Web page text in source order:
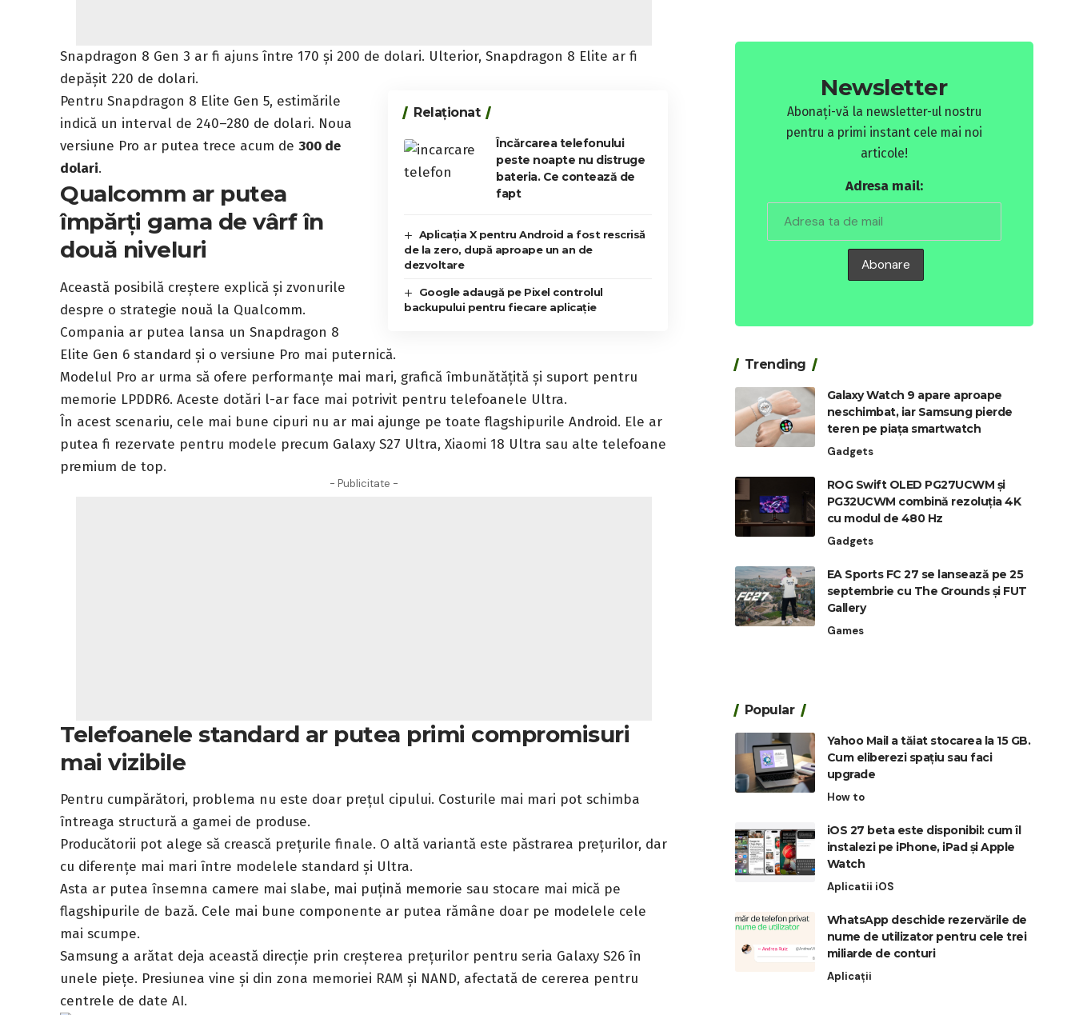
Snapdragon 8 Gen 3 ar fi ajuns între 170 și 200 de dolari. Ulterior, Snapdragon 8 Elite ar fi
depășit 220 de dolari.
Relaționat
Încărcarea telefonului
peste noapte nu distruge
bateria. Ce contează de
fapt
Aplicația X pentru Android a fost rescrisă
de la zero, după aproape un an de
dezvoltare
Google adaugă pe Pixel controlul
backupului pentru fiecare aplicație
Pentru Snapdragon 8 Elite Gen 5, estimările
indică un interval de 240–280 de dolari. Noua
versiune Pro ar putea trece acum de300 de
dolari.
Qualcomm ar putea
împărți gama de vârf în
două niveluri
Această posibilă creștere explică și zvonurile
despre o strategie nouă la Qualcomm.
Compania ar putea lansa un Snapdragon 8
Elite Gen 6 standard și o versiune Pro mai puternică.
Modelul Pro ar urma să ofere performanțe mai mari, grafică îmbunătățită și suport pentru
memorie LPDDR6. Aceste dotări l-ar face mai potrivit pentru telefoanele Ultra.
În acest scenariu, cele mai bune cipuri nu ar mai ajunge pe toate flagshipurile Android. Ele ar
putea fi rezervate pentru modele precum Galaxy S27 Ultra, Xiaomi 18 Ultra sau alte telefoane
premium de top.
- Publicitate -
Telefoanele standard ar putea primi compromisuri
mai vizibile
Pentru cumpărători, problema nu este doar prețul cipului. Costurile mai mari pot schimba
întreaga structură a gamei de produse.
Producătorii pot alege să crească prețurile finale. O altă variantă este păstrarea prețurilor, dar
cu diferențe mai mari între modelele standard și Ultra.
Asta ar putea însemna camere mai slabe, mai puțină memorie sau stocare mai mică pe
flagshipurile de bază. Cele mai bune componente ar putea rămâne doar pe modelele cele
mai scumpe.
Samsung a arătat deja această direcție prin creșterea prețurilor pentru seria Galaxy S26 în
unele piețe. Presiunea vine și din zona memoriei RAM și NAND, afectată de cererea pentru
centrele de date AI.
Newsletter
Abonați-vă la newsletter-ul nostru
pentru a primi instant cele mai noi
articole!
Adresa mail:
Trending
Galaxy Watch 9 apare aproape
neschimbat, iar Samsung pierde
teren pe piața smartwatch
Gadgets
ROG Swift OLED PG27UCWM și
PG32UCWM combină rezoluția 4K
cu modul de 480 Hz
Gadgets
EA Sports FC 27 se lansează pe 25
septembrie cu The Grounds și FUT
Gallery
Games
Popular
Yahoo Mail a tăiat stocarea la 15 GB.
Cum eliberezi spațiu sau faci
upgrade
How to
iOS 27 beta este disponibil: cum îl
instalezi pe iPhone, iPad și Apple
Watch
Aplicatii iOS
WhatsApp deschide rezervările de
nume de utilizator pentru cele trei
miliarde de conturi
Aplicații